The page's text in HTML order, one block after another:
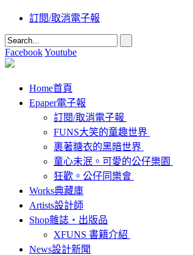
訂閱/取消電子報
FacebookYoutube
Home首頁
Epaper電子報
訂閱/取消電子報
FUNS大笑的童趣世界
裹著糖衣的黑暗世界
童心未泯。可愛的公仔樂園
狂歡。公仔同樂會
Works典藏庫
Artists設計師
Shop雜誌‧出版品
XFUNS 書籍介紹
News設計新聞